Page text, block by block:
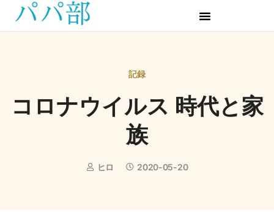
記録
コロナウイルス 時代と家
族
ヒロ 2020-05-20